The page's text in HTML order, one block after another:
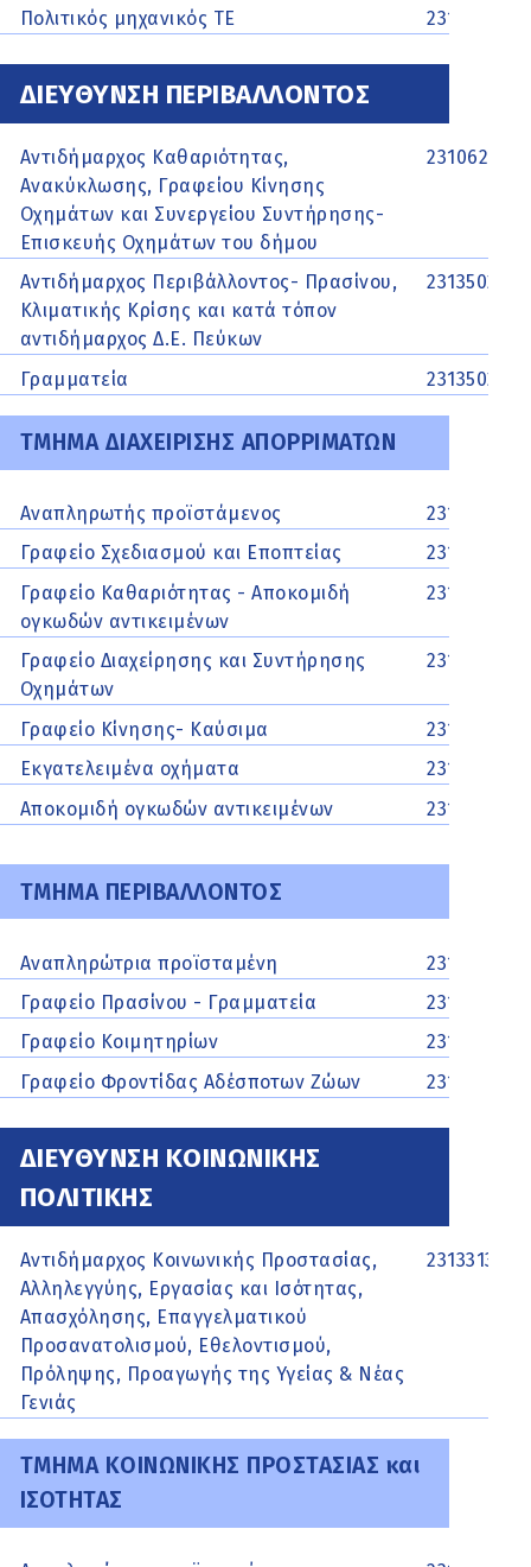
Πολιτικός μηχανικός ΤΕ
2313313453
ΔΙΕΥΘΥΝΣΗ ΠΕΡΙΒΑΛΛΟΝΤΟΣ
Αντιδήμαρχος Καθαριότητας,
Ανακύκλωσης, Γραφείου Κίνησης
Οχημάτων και Συνεργείου Συντήρησης-
Επισκευής Οχημάτων του δήμου
Αντιδήμαρχος Περιβάλλοντος- Πρασίνου,
Κλιματικής Κρίσης και κατά τόπον
αντιδήμαρχος Δ.Ε. Πεύκων
2313502211
Γραμματεία 2313502222
ΤΜΗΜΑ ΔΙΑΧΕΙΡΙΣΗΣ ΑΠΟΡΡΙΜΑΤΩΝ
Αναπληρωτής προϊστάμενος
2310625500
Γραφείο Σχεδιασμού και Εποπτείας
Γραφείο Καθαριότητας - Αποκομιδή
ογκωδών αντικειμένων
Γραφείο Διαχείρησης και Συντήρησης
Οχημάτων
Γραφείο Κίνησης- Καύσιμα
Εκγατελειμένα οχήματα
Αποκομιδή ογκωδών αντικειμένων
ΤΜΗΜΑ ΠΕΡΙΒΑΛΛΟΝΤΟΣ
Αναπληρώτρια προϊσταμένη
2313502221
Γραφείο Πρασίνου - Γραμματεία
2313502222
Γραφείο Κοιμητηρίων
Γραφείο Φροντίδας Αδέσποτων Ζώων
2313502236
ΔΙΕΥΘΥΝΣΗ ΚΟΙΝΩΝΙΚΗΣ
ΠΟΛΙΤΙΚΗΣ
Αντιδήμαρχος Κοινωνικής Προστασίας,
Αλληλεγγύης, Εργασίας και Ισότητας,
Απασχόλησης, Επαγγελματικού
Προσανατολισμού, Εθελοντισμού,
Πρόληψης, Προαγωγής της Υγείας & Νέας
Γενιάς
2313313116
ΤΜΗΜΑ ΚΟΙΝΩΝΙΚΗΣ ΠΡΟΣΤΑΣΙΑΣ και
ΙΣΟΤΗΤΑΣ